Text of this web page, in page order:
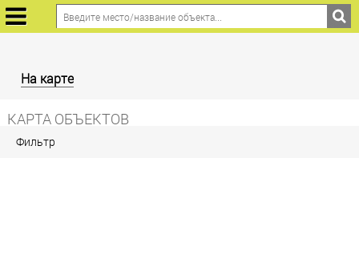
На карте
КАРТА ОБЪЕКТОВ
Фильтр